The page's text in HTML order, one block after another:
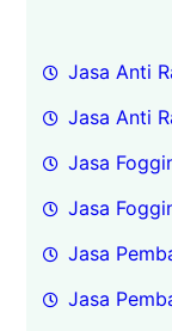
Jasa Anti
Jasa Anti
Jasa
Jasa
Jasa
Jasa